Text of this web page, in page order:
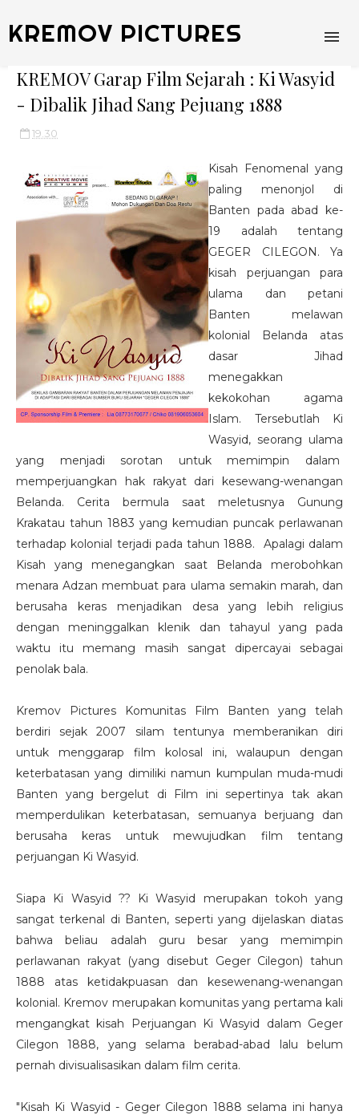
KREMOV PICTURES
KREMOV Garap Film Sejarah : Ki Wasyid
- Dibalik Jihad Sang Pejuang 1888
19.30
Kisah Fenomenal yang
paling menonjol di
Banten pada abad ke-
19 adalah tentang
GEGER CILEGON. Ya
kisah perjuangan para
ulama dan petani
Banten melawan
kolonial Belanda atas
dasar Jihad
menegakkan
kekokohan agama
Islam. Tersebutlah Ki
Wasyid, seorang ulama
yang menjadi sorotan untuk memimpin dalam
memperjuangkan hak rakyat dari kesewang-wenangan
Belanda. Cerita bermula saat meletusnya Gunung
Krakatau tahun 1883 yang kemudian puncak perlawanan
terhadap kolonial terjadi pada tahun 1888. Apalagi dalam
Kisah yang menegangkan saat Belanda merobohkan
menara Adzan membuat para ulama semakin marah, dan
berusaha keras menjadikan desa yang lebih religius
dengan meninggalkan klenik dan tahayul yang pada
waktu itu memang masih sangat dipercayai sebagai
penolak bala.
Kremov Pictures Komunitas Film Banten yang telah
berdiri sejak 2007 silam tentunya memberanikan diri
untuk menggarap film kolosal ini, walaupun dengan
keterbatasan yang dimiliki namun kumpulan muda-mudi
Banten yang bergelut di Film ini sepertinya tak akan
memperdulikan keterbatasan, semuanya berjuang dan
berusaha keras untuk mewujudkan film tentang
perjuangan Ki Wasyid.
Siapa Ki Wasyid ?? Ki Wasyid merupakan tokoh yang
sangat terkenal di Banten, seperti yang dijelaskan diatas
bahwa beliau adalah guru besar yang memimpin
perlawanan rakyat (yang disebut Geger Cilegon) tahun
1888 atas ketidakpuasan dan kesewenang-wenangan
kolonial. Kremov merupakan komunitas yang pertama kali
mengangkat kisah Perjuangan Ki Wasyid dalam Geger
Cilegon 1888, yang selama berabad-abad lalu belum
pernah divisualisasikan dalam film cerita.
"Kisah Ki Wasyid - Geger Cilegon 1888 selama ini hanya